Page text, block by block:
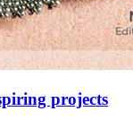
projects